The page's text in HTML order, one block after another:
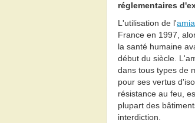
réglementaires
L'utilisation de l'
France en 1997,
la santé humaine
début du siècle.
dans tous types de
pour ses vertus
résistance au feu,
plupart des
interdiction.